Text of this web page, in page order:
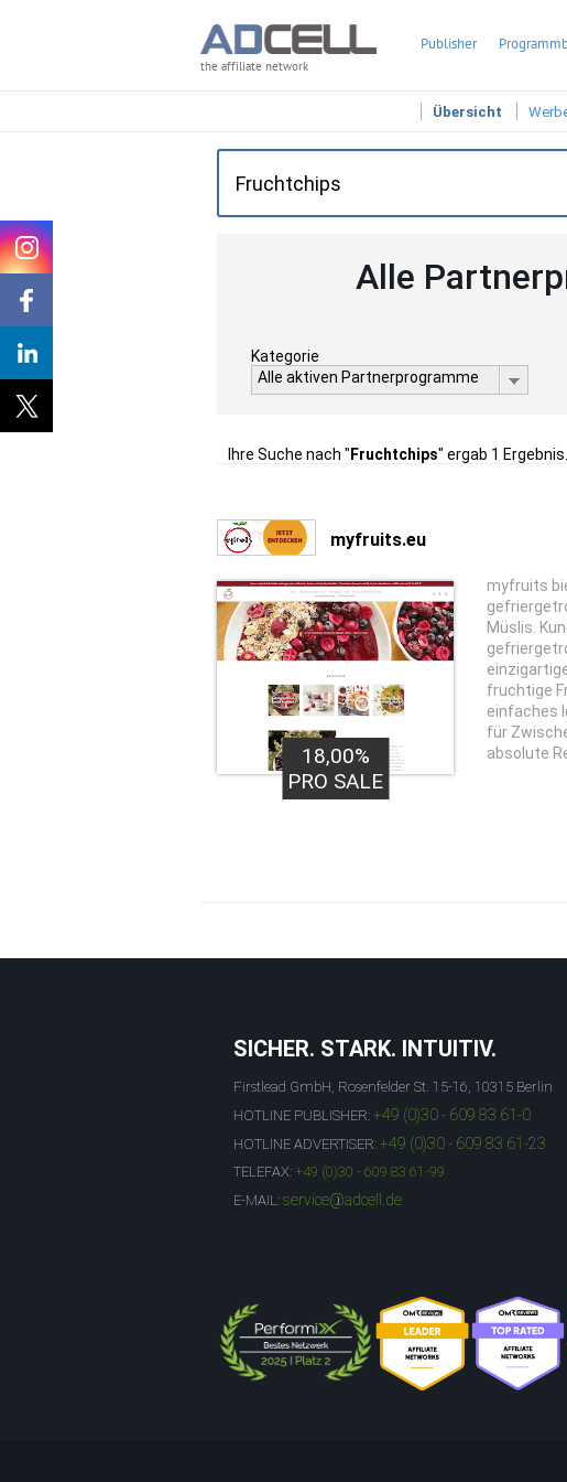
the affiliate network
Publisher
Übersicht
Alle
Kategorie
Alle aktiven Partnerprogramme
Ihre Suche nach " Fruchtchips" ergab 1 Ergebnis.
myfruits.eu
18,00%
PRO SALE
myfruits
Müslis.
fruchtige
einfaches
für
absolute
SICHER. STARK. INTUITIV.
Firstlead GmbH, Rosenfelder St. 15-16, 10315 Berlin
HOTLINE PUBLISHER: +49 (0)30 - 609 83 61-0
HOTLINE ADVERTISER: +49 (0)30 - 609 83 61-23
TELEFAX: +49 (0)30 - 609 83 61-99
E-MAIL: service@adcell.de